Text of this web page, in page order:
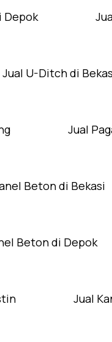
Depok
Jual U-Ditch di
Jual
Beton di Bekasi
Beton di Depok
Jual